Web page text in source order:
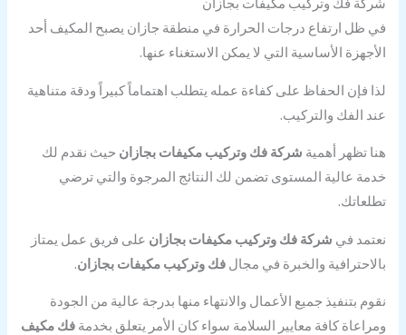
شركة فك وتركيب مكيفات بجازان
في ظل ارتفاع درجات الحرارة في منطقة جازان يصبح المكيف أحد
الأجهزة الأساسية التي لا يمكن الاستغناء عنها.
لذا فإن الحفاظ على كفاءة عمله يتطلب اهتماماً كبيراً ودقة متناهية
عند الفك والتركيب.
هنا تظهر أهمية شركة فك وتركيب مكيفات بجازان حيث نقدم لك
خدمة عالية المستوى تضمن لك النتائج المرجوة والتي ترضي
تطلعاتك.
نعتمد في شركة فك وتركيب مكيفات بجازان على فريق عمل يمتاز
بالاحترافية والخبرة في مجالفك وتركيب مكيفات بجازان.
نقوم بتنفيذ جميع الأعمال والانتهاء منها بدرجة عالية من الجودة
ومراعاة كافة معايير السلامة سواء كان الأمر يتعلق بخدمةفك مكيف